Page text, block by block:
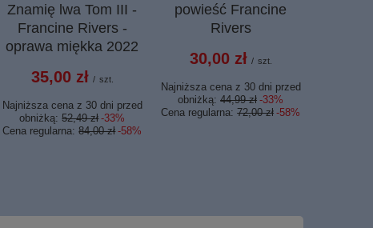
Znamię lwa Tom III -
Francine Rivers -
oprawa miękka 2022
35,00 zł / szt.
Najniższa cena z 30 dni przed
obniżką:52,49 zł -33%
Cena regularna:84,00 zł -58%
powieść Francine
Rivers
30,00 zł / szt.
Najniższa cena z 30 dni przed
obniżką:44,99 zł -33%
Cena regularna:72,00 zł -58%